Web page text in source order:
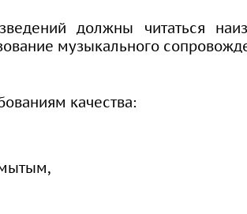
должны читаться
музыкального
качества: